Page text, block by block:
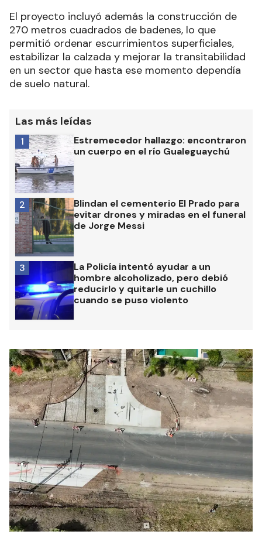
El proyecto incluyó además la construcción de
270 metros cuadrados de badenes, lo que
permitió ordenar escurrimientos superficiales,
estabilizar la calzada y mejorar la transitabilidad
en un sector que hasta ese momento dependía
de suelo natural.
Las más leídas
Estremecedor hallazgo: encontraron
un cuerpo en el río Gualeguaychú
1
Blindan el cementerio El Prado para
evitar drones y miradas en el funeral
de Jorge Messi
2
La Policía intentó ayudar a un
hombre alcoholizado, pero debió
reducirlo y quitarle un cuchillo
cuando se puso violento
3